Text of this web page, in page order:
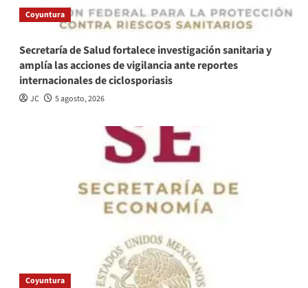
Coyuntura
Secretaría de Salud fortalece investigación sanitaria y
amplía las acciones de vigilancia ante reportes
internacionales de ciclosporiasis
JC 5 agosto, 2026
Coyuntura